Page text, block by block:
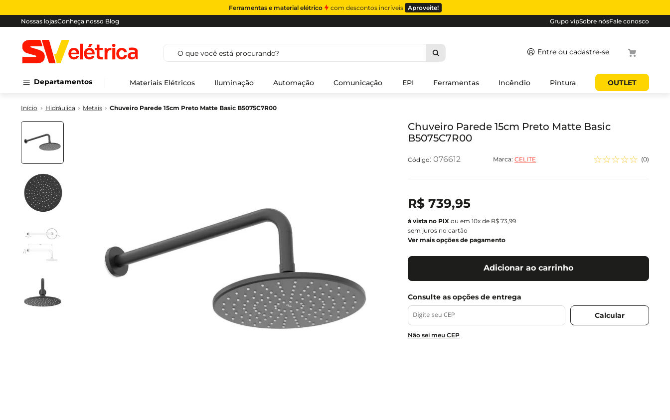
Ferramentas e material elétrico com descontos incríveis Aproveite!
Nossas lojasConheça nosso Blog Grupo vipSobre nósFale conosco
O que você está procurando?
Departamentos Materiais Elétricos Iluminação Automação Comunicação EPI Ferramentas Incêndio Pintura OUTLET
Hidráulica Metais Chuveiro Parede 15cm Preto Matte Basic B5075C7R00
Chuveiro Parede 15cm Preto Matte Basic
B5075C7R00
: 076612 Marca: CELITE ☆☆☆☆☆ (0)
R$ 739,95
ou em 10x de R$ 73,99
sem juros no cartão
Ver mais opções de pagamento
Adicionar ao carrinho
Não sei meu CEP
1º
cabo
2º luminaria
3